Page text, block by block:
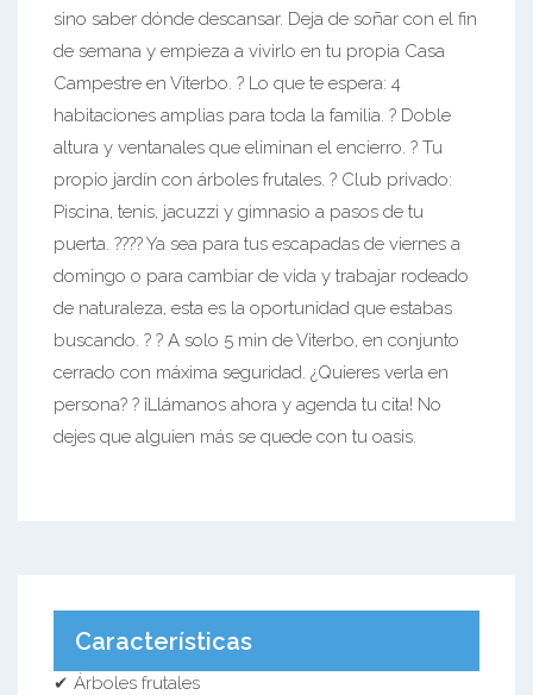
sino saber dónde descansar. Deja de soñar con el fin
de semana y empieza a vivirlo en tu propia Casa
Campestre en Viterbo. ? Lo que te espera: 4
habitaciones amplias para toda la familia. ? Doble
altura y ventanales que eliminan el encierro. ? Tu
propio jardín con árboles frutales. ? Club privado:
Piscina, tenis, jacuzzi y gimnasio a pasos de tu
puerta. ??‍?? Ya sea para tus escapadas de viernes a
domingo o para cambiar de vida y trabajar rodeado
de naturaleza, esta es la oportunidad que estabas
buscando. ? ? A solo 5 min de Viterbo, en conjunto
cerrado con máxima seguridad. ¿Quieres verla en
persona? ? ¡Llámanos ahora y agenda tu cita! No
dejes que alguien más se quede con tu oasis.
Características
✔ Árboles frutales